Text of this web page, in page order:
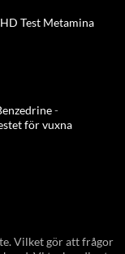
Test Metamina
-
för vuxna
Vilket gör att frågor